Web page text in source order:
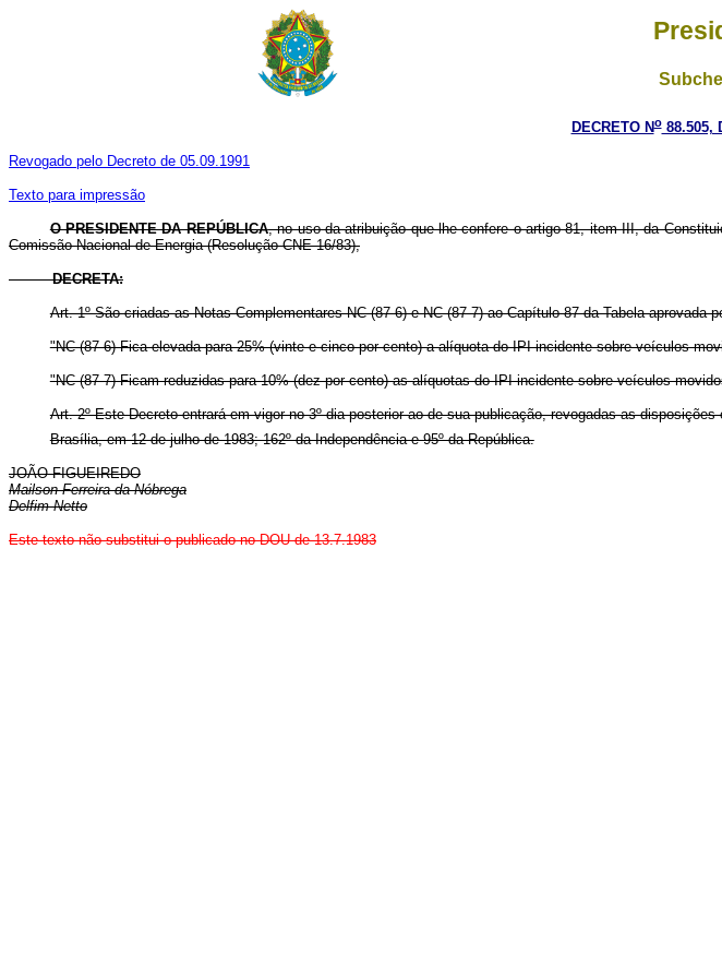
DECRETO No88.505,
Revogado pelo Decreto de 05.09.1991
Texto para impressão
O PRESIDENTE DA REPÚBLICA, no uso da atribuição que lhe confere o artigo 81, item III, da
Comissão Nacional de Energia (Resolução CNE 16/83),
DECRETA:
Art. 1º São criadas as Notas Complementares NC (87-6) e NC (87-7) ao Capítulo 87 da Tabela aprovada
"NC (87-6) Fica elevada para 25% (vinte e cinco por cento) a alíquota do IPI incidente sobre veículos
"NC (87-7) Ficam reduzidas para 10% (dez por cento) as alíquotas do IPI incidente sobre veículos
Art. 2º Este Decreto entrará em vigor no 3º dia posterior ao de sua publicação, revogadas as disposições
Brasília, em 12 de julho de 1983; 162º da Independência e 95º da República.
JOÃO FIGUEIREDO
Mailson Ferreira da Nóbrega
Delfim Netto
Este texto não substitui o publicado no DOU de 13.7.1983